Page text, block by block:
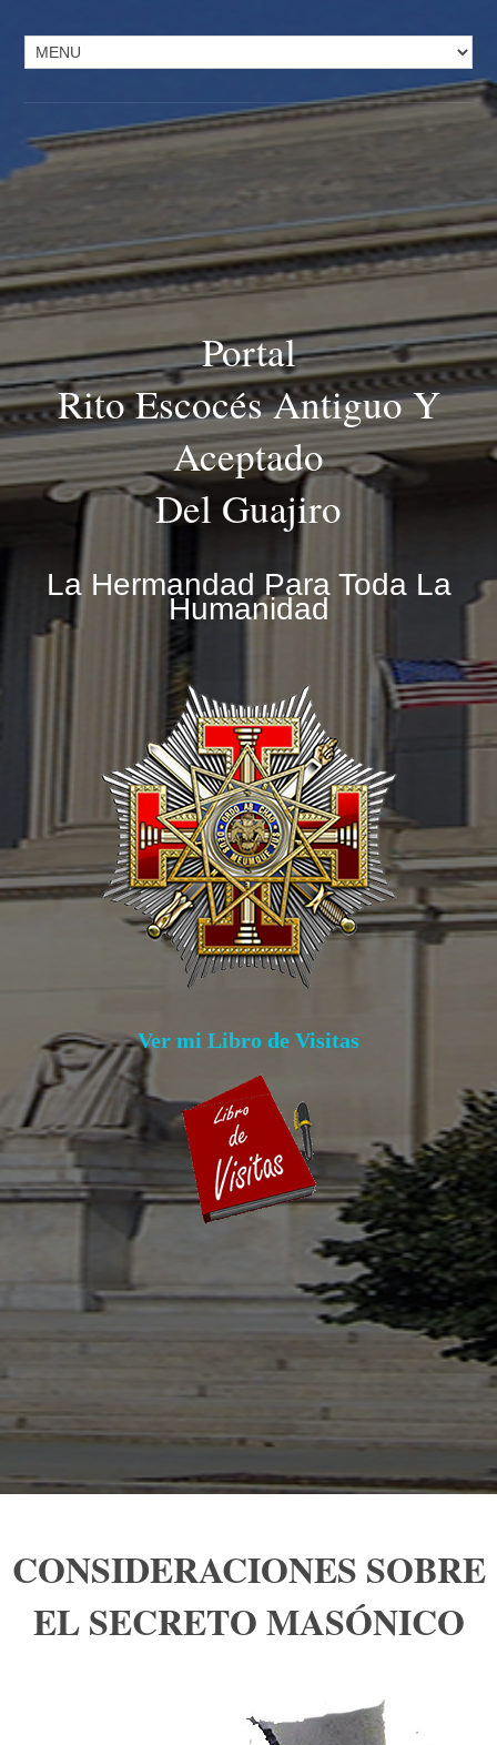
Portal
Rito Escocés Antiguo Y
Aceptado
Del Guajiro
La Hermandad Para Toda La
Humanidad
Ver mi Libro de Visitas
CONSIDERACIONES SOBRE
EL SECRETO MASÓNICO